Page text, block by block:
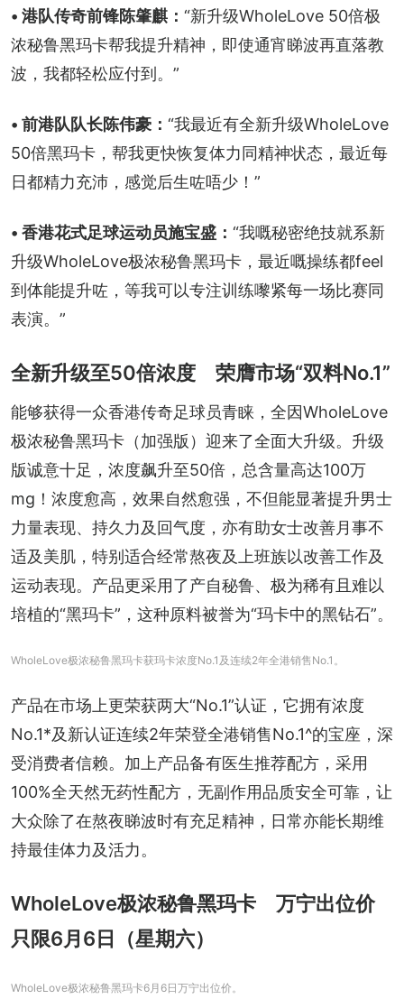
• 港队传奇前锋陈肇麒： “新升级WholeLove 50倍极
浓秘鲁黑玛卡帮我提升精神，即使通宵睇波再直落教
波，我都轻松应付到。”
• 前港队队长陈伟豪： “我最近有全新升级WholeLove
50倍黑玛卡，帮我更快恢复体力同精神状态，最近每
日都精力充沛，感觉后生咗唔少！”
• 香港花式足球运动员施宝盛： “我嘅秘密绝技就系新
升级WholeLove极浓秘鲁黑玛卡，最近嘅操练都feel
到体能提升咗，等我可以专注训练嚟紧每一场比赛同
表演。”
全新升级至50倍浓度 荣膺市场“双料No.1”
能够获得一众香港传奇足球员青睐，全因WholeLove
极浓秘鲁黑玛卡（加强版）迎来了全面大升级。升级
版诚意十足，浓度飙升至50倍，总含量高达100万
mg！浓度愈高，效果自然愈强，不但能显著提升男士
力量表现、持久力及回气度，亦有助女士改善月事不
适及美肌，特别适合经常熬夜及上班族以改善工作及
运动表现。产品更采用了产自秘鲁、极为稀有且难以
培植的“黑玛卡”，这种原料被誉为“玛卡中的黑钻石”。
WholeLove极浓秘鲁黑玛卡获玛卡浓度No.1及连续2年全港销售No.1。
产品在市场上更荣获两大“No.1”认证，它拥有浓度
No.1*及新认证连续2年荣登全港销售No.1^的宝座，深
受消费者信赖。加上产品备有医生推荐配方，采用
100%全天然无药性配方，无副作用品质安全可靠，让
大众除了在熬夜睇波时有充足精神，日常亦能长期维
持最佳体力及活力。
WholeLove极浓秘鲁黑玛卡 万宁出位价
只限6月6日（星期六）
WholeLove极浓秘鲁黑玛卡6月6日万宁出位价。